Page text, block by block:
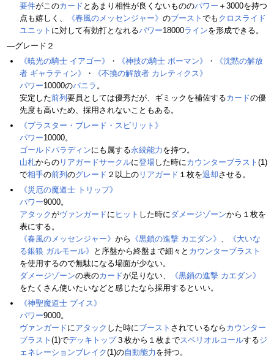
要件がこのカード とあまり相性が良くないもののパワー ＋3000を持つ
点も嬉しく、
《春風のメッセンジャー》 のブースト でも クロスライド
ユニット に対して有効打となれるパワー18000ラインを形成できる。
―グレード２
《暁光の騎士 イアゴー》
・ 《神技の騎士 ボーマン》 ・
《沈黙の解放
者 ギャラティン》
・
《不撓の解放者 カレティクス》
パワー10000のバニラ 。
安定した前列 要員としては優秀だが、ギミックを補佐するカードの優
先度も高いため、採用されないこともある。
《ブラスター・ブレード・スピリット》
パワー10000。
ゴールドパラディンにも属する永続能力 を持つ。
山札からの リアガードサークルに登場した時にカウンターブラスト (1)
で相手の前列 のグレード ２以上の リアガード １枚を退却させる。
《災厄の魔道士 トリップ》
パワー9000。
アタックがヴァンガードに ヒット した時にダメージゾーンから１枚を
表にする。
《春風のメッセンジャー》 から 《黒鎖の進撃 カエダン》
《大いな
る銀狼 ガルモール》 と序盤から終盤まで細々と カウンターブラスト
を使用するので無駄になる場面が少ない。
ダメージゾーンの表のカードが足りない、
《黒鎖の進撃 カエダン》
をたくさん使いたいなどと感じたなら採用するといい。
《神聖魔道士 プイス》
パワー9000。
ヴァンガードにアタック した時にブースト されているなら カウンター
ブラスト (1)でデッキトップ３枚から１枚までスペリオルコールするジ
ェネレーションブレイク(1)の自動能力 を持つ。